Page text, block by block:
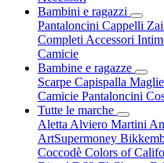
Bambini e ragazzi
Pantaloncini Cappelli
Completi Accessori
Camicie
Bambine e ragazze
Scarpe Capispalla
Camicie Pantaloncini
Tutte le marche
Aletta Alviero Martini
ArtSupermoney
Coccodè Colors of